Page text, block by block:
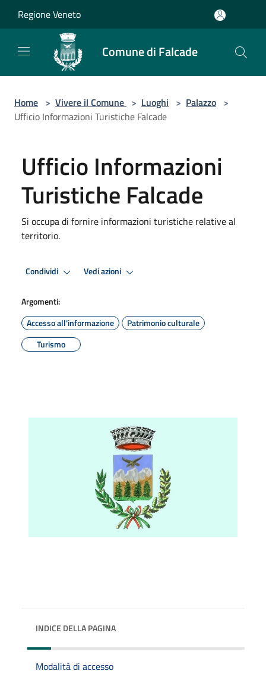
Regione Veneto
Comune di Falcade
Home > Vivere il Comune > Luoghi > Palazzo >
Ufficio Informazioni Turistiche Falcade
Ufficio Informazioni
Turistiche Falcade
Si occupa di fornire informazioni turistiche relative al
territorio.
Condividi Vedi azioni
Argomenti:
Accesso all'informazione
Patrimonio culturale
Turismo
INDICE DELLA PAGINA
Modalità di accesso